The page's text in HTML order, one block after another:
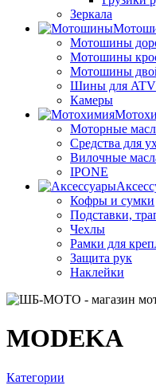
Зеркала
Мотошины
Мотошины
Мотошины
Шины для ATV
Камеры
Моторные
Средства для
Вилочные
IPONE
Кофры и сумки
Подставки,
Чехлы
Рамки для
Защита рук
Наклейки
MODEKA
Категории